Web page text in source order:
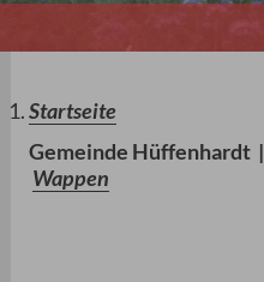
Startseite
Gemeinde Hüffenhardt|
Wappen